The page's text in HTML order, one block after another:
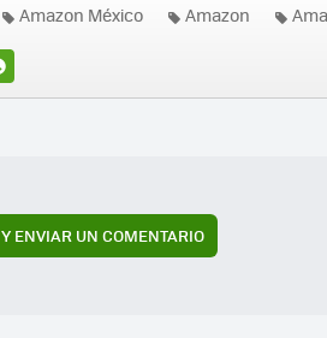
Amazon México Amazon
ENVIAR UN COMENTARIO